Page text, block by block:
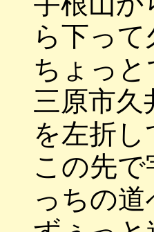
ら下っ
ちょっ
三原市
を左折
この先
っちの